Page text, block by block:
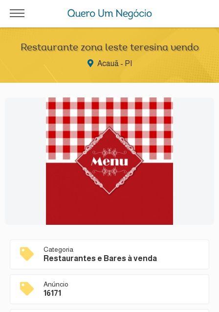
Restaurante zona leste teresina vendo
Acauã - PI
Categoria
Restaurantes e Bares à venda
Anúncio
16171